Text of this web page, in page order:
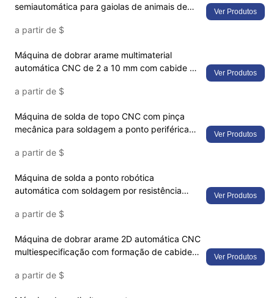
semiautomática para gaiolas de animais de
de bordas de precisão para fabricação de
estimação
a partir de $
Ver Produtos
Máquina de dobrar arame multimaterial
automática CNC de 2 a 10 mm com cabide de
conformação de arame dobrado 2D
a partir de $
Ver Produtos
Máquina de solda de topo CNC com pinça
mecânica para soldagem a ponto periférica
reforço de tela de arame
a partir de $
Ver Produtos
Máquina de solda a ponto robótica
automática com soldagem por resistência
arame para carrinhos de compras e telas para
a partir de $
Ver Produtos
Máquina de dobrar arame 2D automática CNC
multiespecificação com formação de cabides
compras e fabricação de metal industrial
a partir de $
Ver Produtos